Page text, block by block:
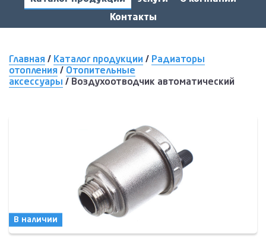
Контакты
Главная / Каталог продукции / Радиаторы
отопления / Отопительные
аксессуары / Воздухоотводчик автоматический
В наличии